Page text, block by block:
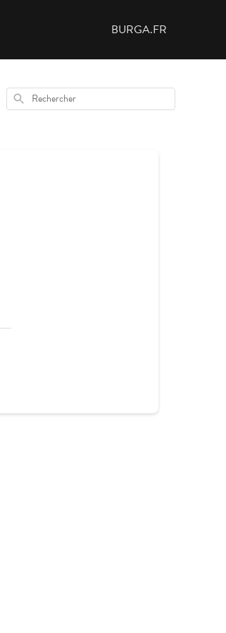
BURGA.FR
Rechercher